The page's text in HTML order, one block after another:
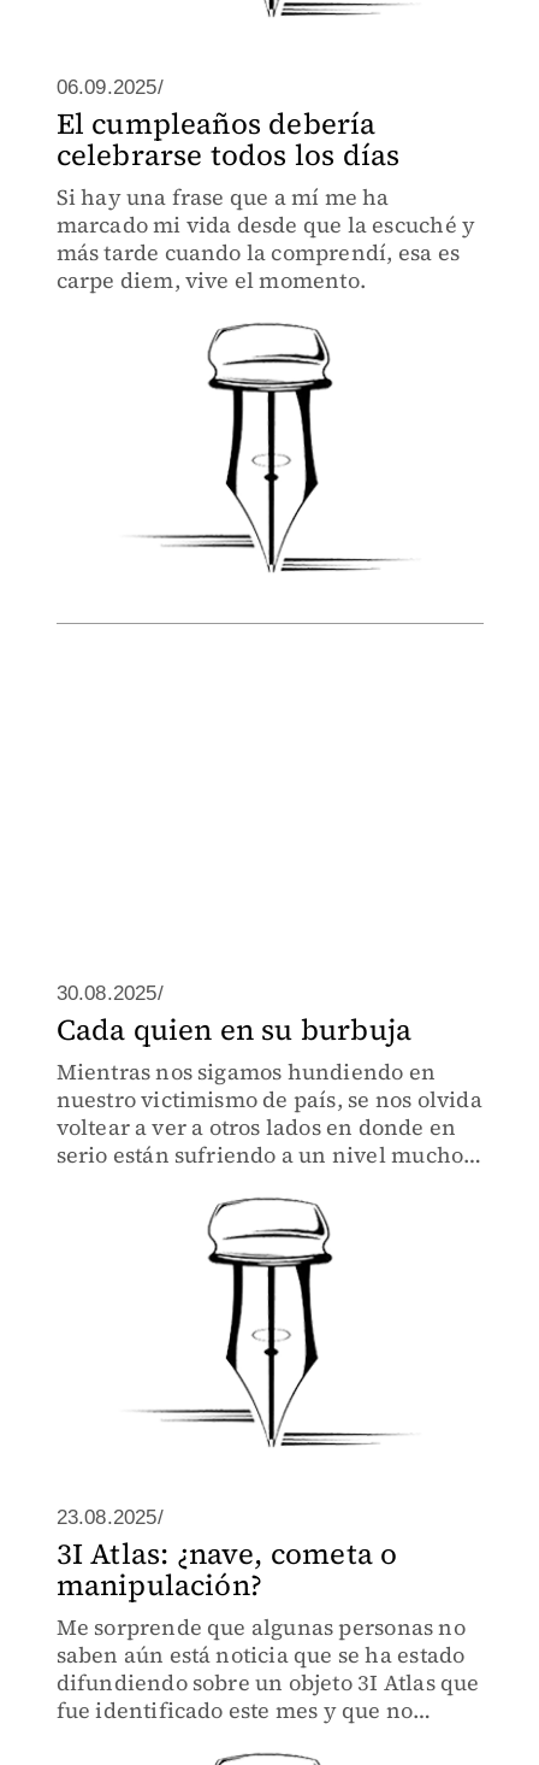
06.09.2025/
El cumpleaños debería
celebrarse todos los días
Si hay una frase que a mí me ha
marcado mi vida desde que la escuché y
más tarde cuando la comprendí, esa es
carpe diem, vive el momento.
30.08.2025/
Cada quien en su burbuja
Mientras nos sigamos hundiendo en
nuestro victimismo de país, se nos olvida
voltear a ver a otros lados en donde en
serio están sufriendo a un nivel mucho
23.08.2025/
3I Atlas: ¿nave, cometa o
manipulación?
Me sorprende que algunas personas no
saben aún está noticia que se ha estado
difundiendo sobre un objeto 3I Atlas que
fue identificado este mes y que no